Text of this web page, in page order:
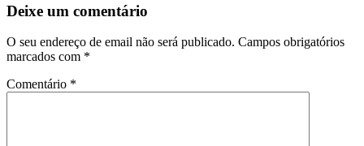
Deixe um comentário
O seu endereço de email não será publicado. Campos obrigatórios
marcados com *
Comentário *